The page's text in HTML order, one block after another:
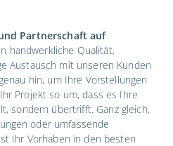
Partnerschaft auf
handwerkliche Qualität,
Austausch mit unseren Kunden
hin, um Ihre Vorstellungen
Projekt so um, dass es Ihre
sondern übertrifft. Ganz gleich,
oder umfassende
Ihr Vorhaben in den besten